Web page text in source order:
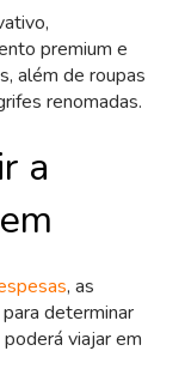
premium e
além de roupas
renomadas.
a
, as
determinar
viajar em